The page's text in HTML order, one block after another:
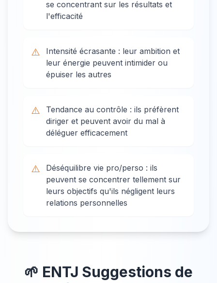
se concentrant sur les résultats et
l'efficacité
⚠️
Intensité écrasante : leur ambition et
leur énergie peuvent intimider ou
épuiser les autres
⚠️
Tendance au contrôle : ils préfèrent
diriger et peuvent avoir du mal à
déléguer efficacement
⚠️
Déséquilibre vie pro/perso : ils
peuvent se concentrer tellement sur
leurs objectifs qu'ils négligent leurs
relations personnelles
🌱 ENTJ Suggestions de